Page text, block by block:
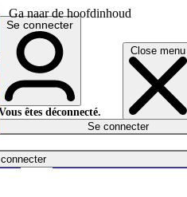
Ga naar de hoofdinhoud
Close menu
English
Deutsch
Español
Se connecter
êtes déconnecté.
Se connecter